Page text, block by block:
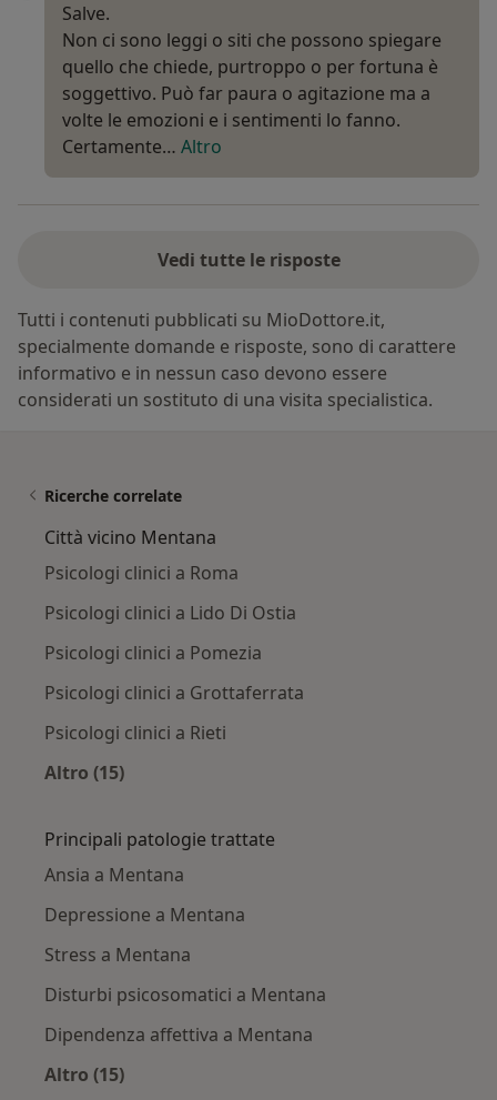
Salve.
Non ci sono leggi o siti che possono spiegare
quello che chiede, purtroppo o per fortuna è
soggettivo. Può far paura o agitazione ma a
volte le emozioni e i sentimenti lo fanno.
Certamente… Altro
Vedi tutte le risposte
Tutti i contenuti pubblicati su MioDottore.it,
specialmente domande e risposte, sono di carattere
informativo e in nessun caso devono essere
considerati un sostituto di una visita specialistica.
Ricerche correlate
Città vicino Mentana
Psicologi clinici a Roma
Psicologi clinici a Lido Di Ostia
Psicologi clinici a Pomezia
Psicologi clinici a Grottaferrata
Psicologi clinici a Rieti
Altro (15)
Principali patologie trattate
Ansia a Mentana
Depressione a Mentana
Stress a Mentana
Disturbi psicosomatici a Mentana
Dipendenza affettiva a Mentana
Altro (15)